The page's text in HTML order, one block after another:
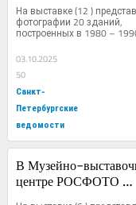
постмодернизм.
из XXI века»
На выставке (12 )
фотографии 20 зданий,
построенных в 1980 –
03.10.2025
50
Санкт-
Петербургские
ведомости
В Музейно-
центре РОСФОТО